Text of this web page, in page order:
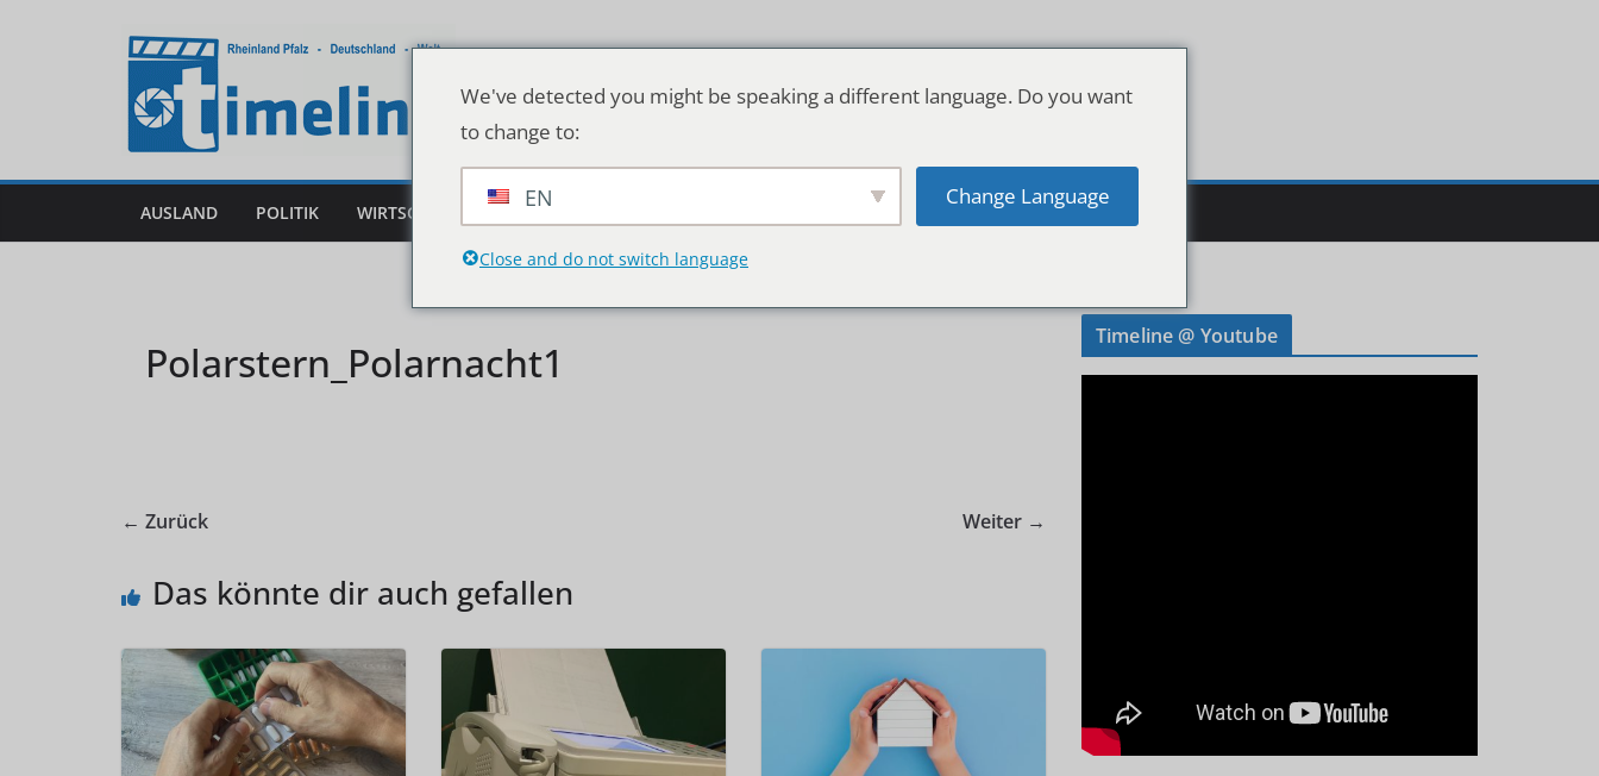
AUSLAND POLITIK WIRTSCHAFT DEUTSCHLAND & WELT
Polarstern_Polarnacht1
← Zurück Weiter →
Das könnte dir auch gefallen
Timeline @ Youtube
We've detected you might be speaking a different language. Do you want
to change to:
EN Change Language
Close and do not switch language